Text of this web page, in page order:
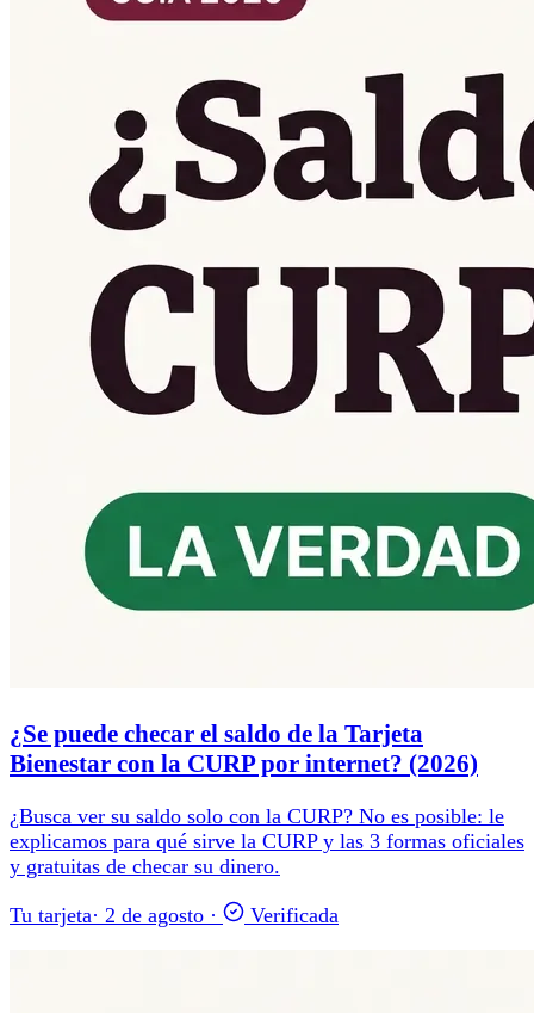
¿Se puede checar el saldo de la Tarjeta
Bienestar con la CURP por internet? (2026)
¿Busca ver su saldo solo con la CURP? No es posible: le
explicamos para qué sirve la CURP y las 3 formas oficiales
y gratuitas de checar su dinero.
Tu tarjeta· 2 de agosto · Verificada